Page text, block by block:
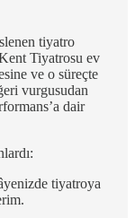
tiyatro
Tiyatrosu ev
ve o süreçte
vurgusudan
dair
tiyatroya